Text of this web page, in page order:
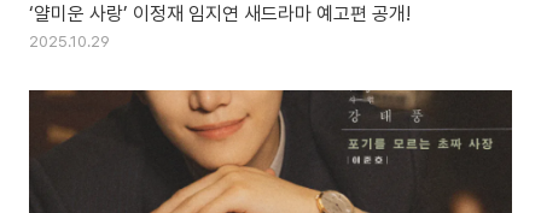
‘얄미운 사랑’ 이정재 임지연 새드라마 예고편 공개!
2025.10.29